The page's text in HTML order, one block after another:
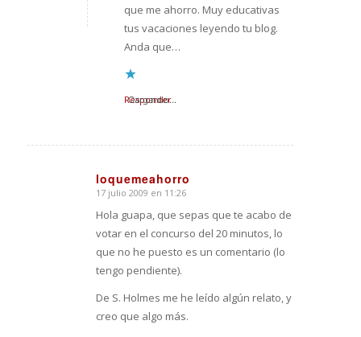
que me ahorro. Muy educativas
tus vacaciones leyendo tu blog.
Anda que…
Cargando...
Responder
loquemeahorro
Dice:
17 julio 2009 en 11:26
Hola guapa, que sepas que te acabo de
votar en el concurso del 20 minutos, lo
que no he puesto es un comentario (lo
tengo pendiente).
De S. Holmes me he leído algún relato, y
creo que algo más.